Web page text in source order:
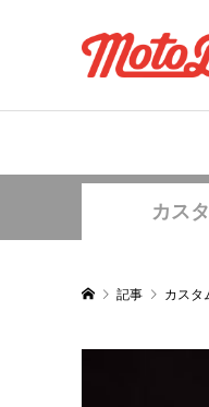
カス
記事 カスタ